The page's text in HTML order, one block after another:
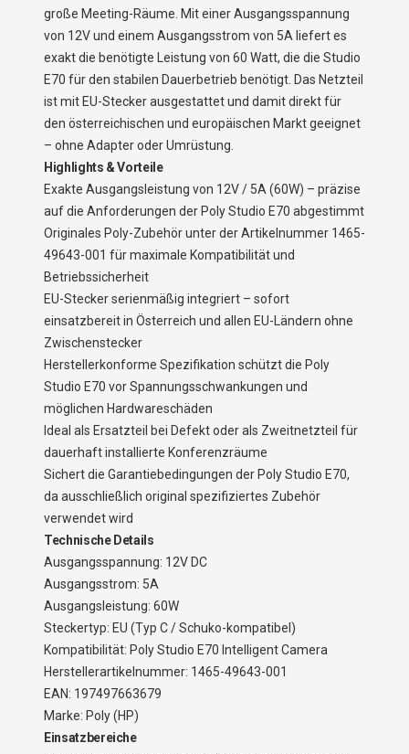
große Meeting-Räume. Mit einer Ausgangsspannung
von 12V und einem Ausgangsstrom von 5A liefert es
exakt die benötigte Leistung von 60 Watt, die die Studio
E70 für den stabilen Dauerbetrieb benötigt. Das Netzteil
ist mit EU-Stecker ausgestattet und damit direkt für
den österreichischen und europäischen Markt geeignet
– ohne Adapter oder Umrüstung.
Highlights & Vorteile
Exakte Ausgangsleistung von 12V / 5A (60W) – präzise
auf die Anforderungen der Poly Studio E70 abgestimmt
Originales Poly-Zubehör unter der Artikelnummer 1465-
49643-001 für maximale Kompatibilität und
Betriebssicherheit
EU-Stecker serienmäßig integriert – sofort
einsatzbereit in Österreich und allen EU-Ländern ohne
Zwischenstecker
Herstellerkonforme Spezifikation schützt die Poly
Studio E70 vor Spannungsschwankungen und
möglichen Hardwareschäden
Ideal als Ersatzteil bei Defekt oder als Zweitnetzteil für
dauerhaft installierte Konferenzräume
Sichert die Garantiebedingungen der Poly Studio E70,
da ausschließlich original spezifiziertes Zubehör
verwendet wird
Technische Details
Ausgangsspannung: 12V DC
Ausgangsstrom: 5A
Ausgangsleistung: 60W
Steckertyp: EU (Typ C / Schuko-kompatibel)
Kompatibilität: Poly Studio E70 Intelligent Camera
Herstellerartikelnummer: 1465-49643-001
EAN: 197497663679
Marke: Poly (HP)
Einsatzbereiche